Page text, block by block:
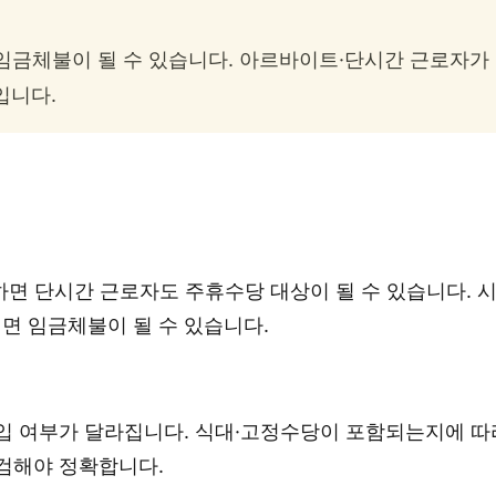
금체불이 될 수 있습니다. 아르바이트·단시간 근로자가
니다.
단시간 근로자도 주휴수당 대상이 될 수 있습니다.
임금체불이 될 수 있습니다.
여부가 달라집니다. 식대·고정수당이 포함되는지에 따
해야 정확합니다.